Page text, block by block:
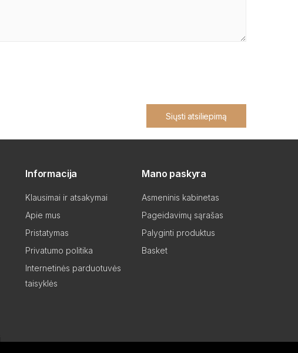
Siųsti atsiliepimą
Informacija
Klausimai ir atsakymai
Apie mus
Pristatymas
Privatumo politika
Internetinės parduotuvės
taisyklės
Mano paskyra
Asmeninis kabinetas
Pageidavimų sąrašas
Palyginti produktus
Basket